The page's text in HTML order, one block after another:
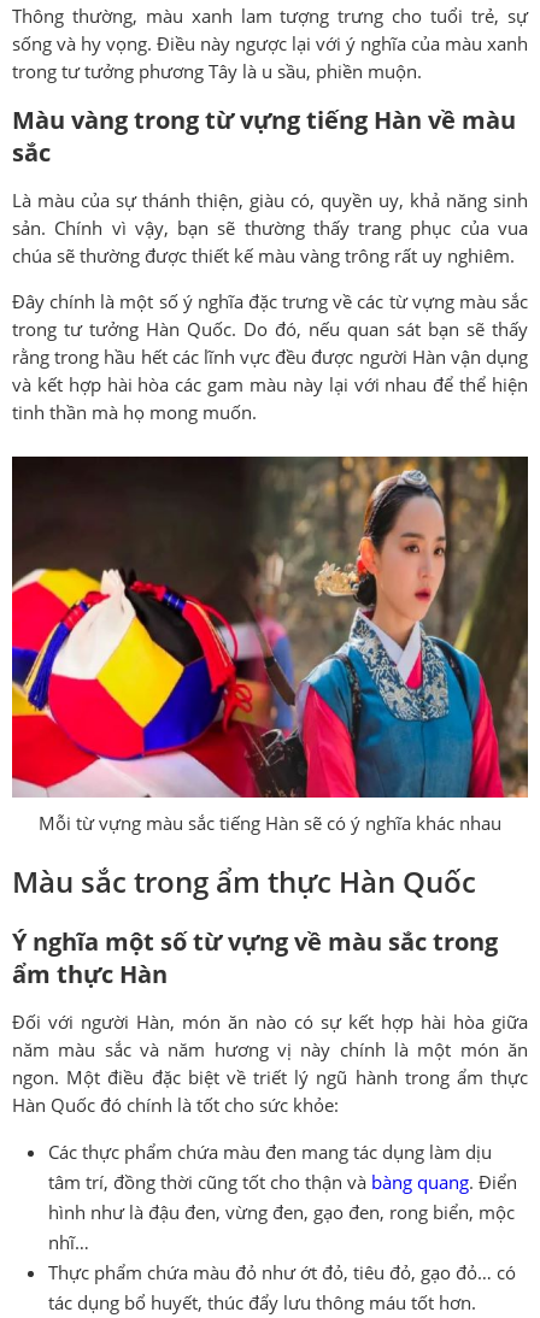
Thông thường, màu xanh lam tượng trưng cho tuổi trẻ, sự
sống và hy vọng. Điều này ngược lại với ý nghĩa của màu xanh
trong tư tưởng phương Tây là u sầu, phiền muộn.
Màu vàng trong từ vựng tiếng Hàn về màu
sắc
Là màu của sự thánh thiện, giàu có, quyền uy, khả năng sinh
sản. Chính vì vậy, bạn sẽ thường thấy trang phục của vua
chúa sẽ thường được thiết kế màu vàng trông rất uy nghiêm.
Đây chính là một số ý nghĩa đặc trưng về các từ vựng màu sắc
trong tư tưởng Hàn Quốc. Do đó, nếu quan sát bạn sẽ thấy
rằng trong hầu hết các lĩnh vực đều được người Hàn vận dụng
và kết hợp hài hòa các gam màu này lại với nhau để thể hiện
tinh thần mà họ mong muốn.
Mỗi từ vựng màu sắc tiếng Hàn sẽ có ý nghĩa khác nhau
Màu sắc trong ẩm thực Hàn Quốc
Ý nghĩa một số từ vựng về màu sắc trong
ẩm thực Hàn
Đối với người Hàn, món ăn nào có sự kết hợp hài hòa giữa
năm màu sắc và năm hương vị này chính là một món ăn
ngon. Một điều đặc biệt về triết lý ngũ hành trong ẩm thực
Hàn Quốc đó chính là tốt cho sức khỏe:
Các thực phẩm chứa màu đen mang tác dụng làm dịu
tâm trí, đồng thời cũng tốt cho thận và bàng quang. Điển
hình như là đậu đen, vừng đen, gạo đen, rong biển, mộc
nhĩ…
Thực phẩm chứa màu đỏ như ớt đỏ, tiêu đỏ, gạo đỏ… có
tác dụng bổ huyết, thúc đẩy lưu thông máu tốt hơn.